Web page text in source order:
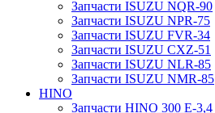
Запчасти ISUZU NQR-90
Запчасти ISUZU NPR-75
Запчасти ISUZU FVR-34
Запчасти ISUZU CXZ-51
Запчасти ISUZU NLR-85
Запчасти ISUZU NMR-85
HINO
Запчасти HINO 300 E-3,4